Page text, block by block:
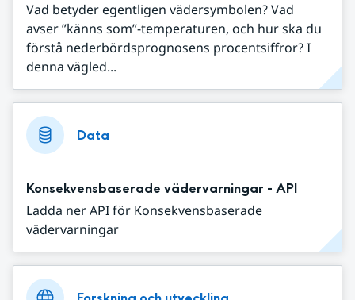
Vad betyder egentligen vädersymbolen? Vad
avser ”känns som”-temperaturen, och hur ska du
förstå nederbördsprognosens procentsiffror? I
denna vägled...
Data
Konsekvensbaserade vädervarningar - API
Ladda ner API för Konsekvensbaserade
vädervarningar